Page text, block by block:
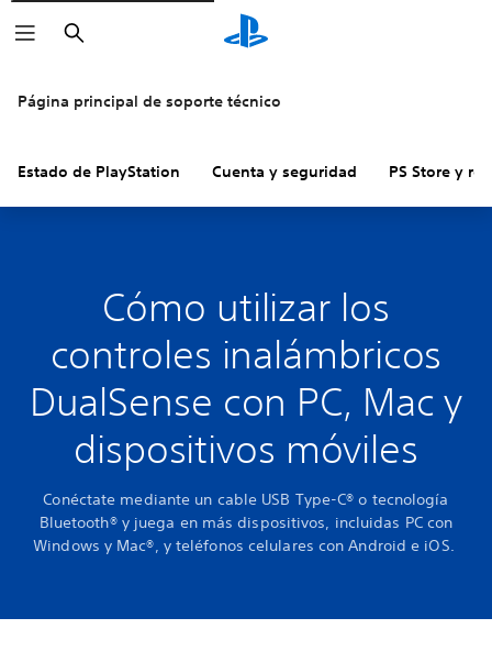
Buscar
Página principal de soporte técnico
Estado de PlayStation Cuenta y seguridad PS Store y
Cómo utilizar los
controles inalámbricos
DualSense con PC, Mac y
dispositivos móviles
Conéctate mediante un cable USB Type-C® o tecnología
Bluetooth® y juega en más dispositivos, incluidas PC con
Windows y Mac®, y teléfonos celulares con Android e iOS.